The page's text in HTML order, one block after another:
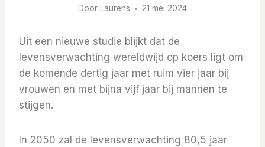
Door Laurens 21 mei 2024
Uit een nieuwe studie blijkt dat de
levensverwachting wereldwijd op koers ligt om
de komende dertig jaar met ruim vier jaar bij
vrouwen en met bijna vijf jaar bij mannen te
stijgen.
In 2050 zal de levensverwachting 80,5 jaar